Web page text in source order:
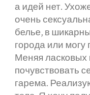
а идей нет.
очень
белье, в
города или могу
Меняя ласковых
почувствовать
гарема.